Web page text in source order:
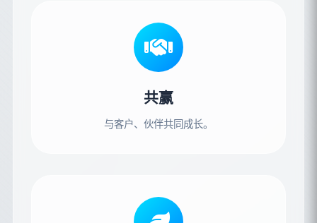
共赢
与客户、伙伴共同成长。